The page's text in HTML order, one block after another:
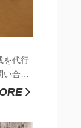
を代行
合わ
葉区桜